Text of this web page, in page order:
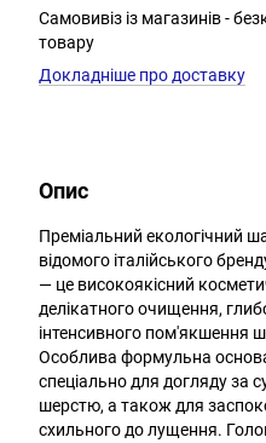
Самовивіз із магазинів -
товару
Докладніше про доставку
Опис
Преміальний екологічний
відомого італійського
— це високоякісний
делікатного очищення,
інтенсивного пом'якшення
Особлива формульна
спеціально для догляду
шерстю, а також для
схильного до лущення.